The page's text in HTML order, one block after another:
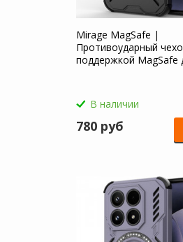
Mirage MagSafe |
Противоударный
поддержкой MagSafe
В наличии
780 руб